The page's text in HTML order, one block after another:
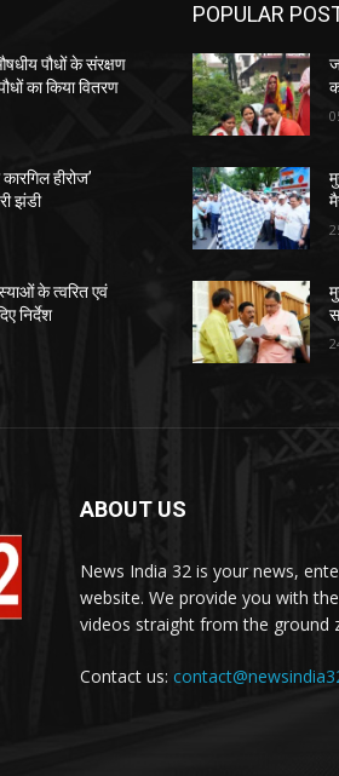
पौधों के संरक्षण
का किया वितरण
हीरोज’
झंडी
के त्वरित एवं
निर्देश
POPULAR
ABOUT US
News India 32 is your news,
website. We provide you with
videos straight from the ground
Contact us: